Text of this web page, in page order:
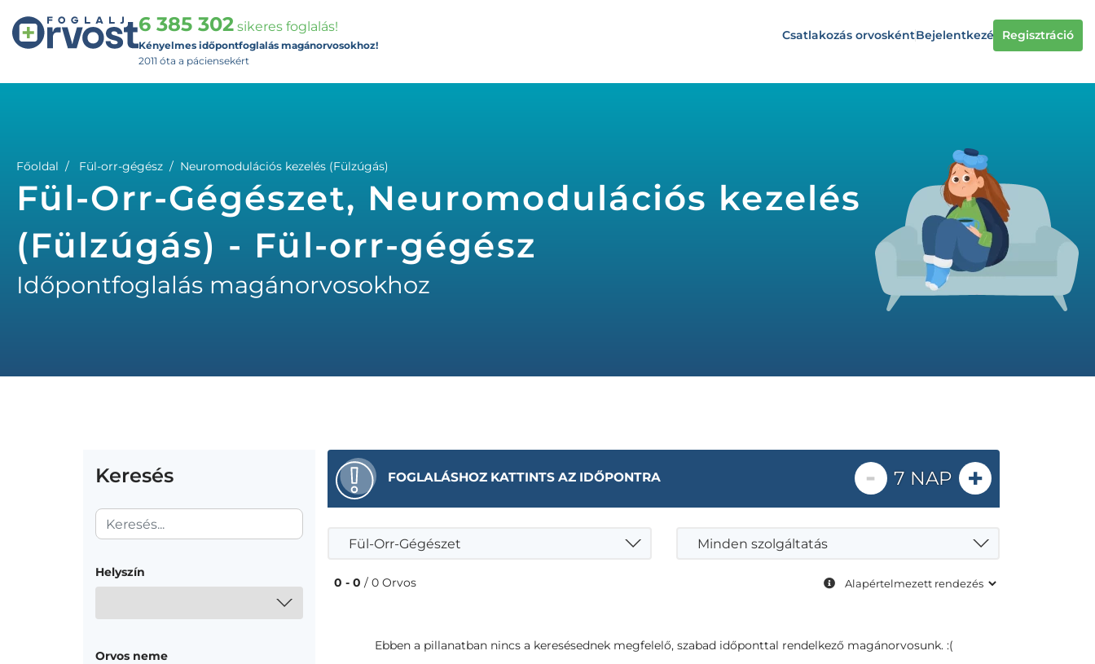
6 385 302 sikeres foglalás!
Kényelmes időpontfoglalás magánorvosokhoz!
2011 óta a páciensekért
Csatlakozás orvoskéntBejelentkezés Regisztráció
Főoldal Fül-orr-gégész Neuromodulációs kezelés (Fülzúgás)
Fül-Orr-Gégészet, Neuromodulációs kezelés
(Fülzúgás) - Fül-orr-gégész
Időpontfoglalás magánorvosokhoz
Keresés
Helyszín
Orvos neme
FOGLALÁSHOZ KATTINTS AZ IDŐPONTRA - 7 NAP +
Fül-Orr-Gégészet Minden szolgáltatás
0 - 0 / 0 Orvos
Ebben a pillanatban nincs a keresésednek megfelelő, szabad időponttal rendelkező magánorvosunk. :(